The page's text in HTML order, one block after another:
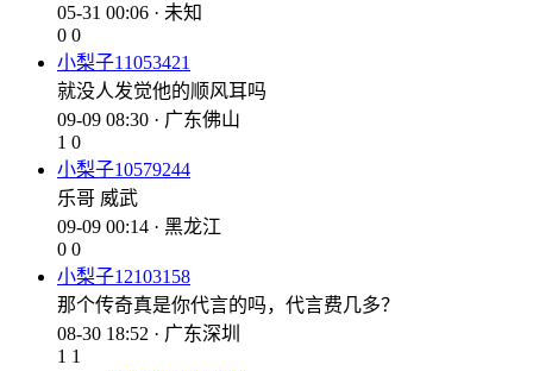
05-31 00:06 · 未知
0 0
小梨子11053421
就没人发觉他的顺风耳吗
09-09 08:30 · 广东佛山
1 0
小梨子10579244
乐哥 威武
09-09 00:14 · 黑龙江
0 0
小梨子12103158
那个传奇真是你代言的吗，代言费几多？
08-30 18:52 · 广东深圳
1 1